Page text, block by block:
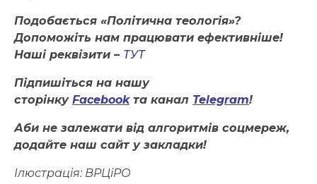
Подобається «Політична теологія»?
Допоможіть нам працювати ефективніше!
Наші реквізити – ТУТ
Підпишіться на нашу
сторінку Facebookта канал Telegram!
Аби не залежати від алгоритмів соцмереж,
додайте наш сайт у закладки!
Ілюстрація: ВРЦіРО